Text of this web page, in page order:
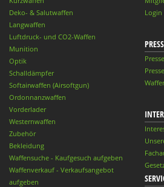
Deko- & Salutwaffen
Langwaffen
Luftdruck- und CO2-Waffen
Munition
Optik
Schalldämpfer
Softairwaffen (Airsoftgun)
Ordonnanzwaffen
Vorderlader
Westernwaffen
Zubehör
Bekleidung
Waffensuche - Kaufgesuch aufgeben
Waffenverkauf - Verkaufsangebot
aufgeben